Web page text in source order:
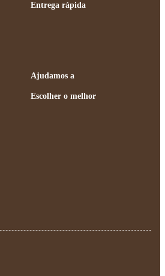
Entrega rápida
Ajudamos a
Escolher o melhor